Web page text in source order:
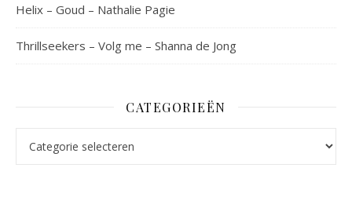
Helix – Goud – Nathalie Pagie
Thrillseekers – Volg me – Shanna de Jong
CATEGORIEËN